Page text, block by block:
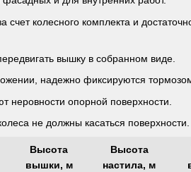
счет колесного комплекта и
вышку в собранном виде.
надежно фиксируются
неровности опорной поверхности.
не должны касаться поверхности.
Высота
вышки, м
Высота
настила, м